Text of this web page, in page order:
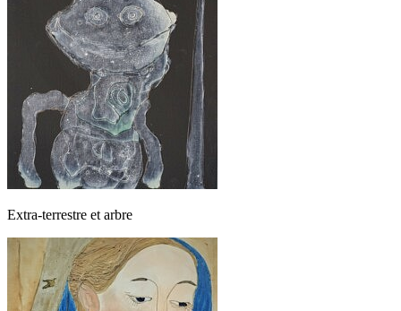
Extra-terrestre et arbre